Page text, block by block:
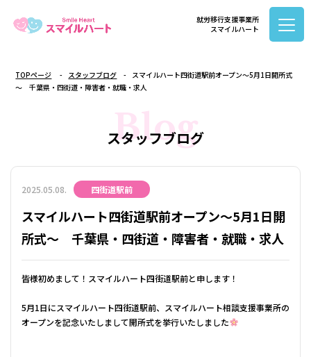
就労移行支援事業所
スマイルハート
TOPページ スタッフブログ
スマイルハート四街道駅前オープン～5月1日開所式
～ 千葉県・四街道・障害者・就職・求人
スタッフブログ
Blog
2025.05.08. 四街道駅前
スマイルハート四街道駅前オープン～5月1日開
所式～ 千葉県・四街道・障害者・就職・求人
皆様初めまして！スマイルハート四街道駅前と申します！
5月1日にスマイルハート四街道駅前、スマイルハート相談支援事業所の
オープンを記念いたしまして開所式を挙行いたしました